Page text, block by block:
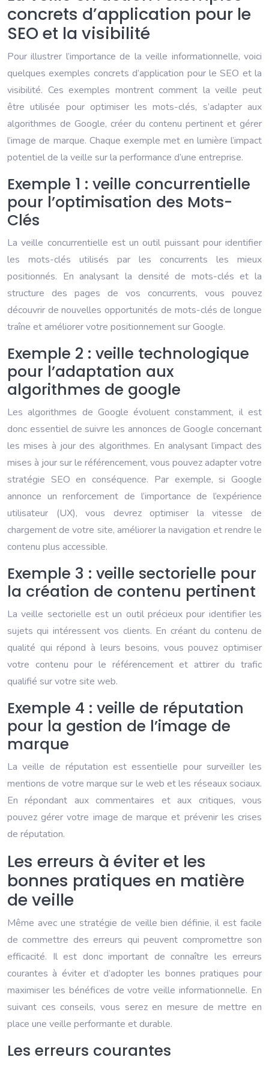
concrets d’application pour le
SEO et la visibilité
Pour illustrer l’importance de la veille informationnelle, voici
quelques exemples concrets d’application pour le SEO et la
visibilité. Ces exemples montrent comment la veille peut
être utilisée pour optimiser les mots-clés, s’adapter aux
algorithmes de Google, créer du contenu pertinent et gérer
l’image de marque. Chaque exemple met en lumière l’impact
potentiel de la veille sur la performance d’une entreprise.
Exemple 1 : veille concurrentielle
pour l’optimisation des Mots-
Clés
La veille concurrentielle est un outil puissant pour identifier
les mots-clés utilisés par les concurrents les mieux
positionnés. En analysant la densité de mots-clés et la
structure des pages de vos concurrents, vous pouvez
découvrir de nouvelles opportunités de mots-clés de longue
traîne et améliorer votre positionnement sur Google.
Exemple 2 : veille technologique
pour l’adaptation aux
algorithmes de google
Les algorithmes de Google évoluent constamment, il est
donc essentiel de suivre les annonces de Google concernant
les mises à jour des algorithmes. En analysant l’impact des
mises à jour sur le référencement, vous pouvez adapter votre
stratégie SEO en conséquence. Par exemple, si Google
annonce un renforcement de l’importance de l’expérience
utilisateur (UX), vous devrez optimiser la vitesse de
chargement de votre site, améliorer la navigation et rendre le
contenu plus accessible.
Exemple 3 : veille sectorielle pour
la création de contenu pertinent
La veille sectorielle est un outil précieux pour identifier les
sujets qui intéressent vos clients. En créant du contenu de
qualité qui répond à leurs besoins, vous pouvez optimiser
votre contenu pour le référencement et attirer du trafic
qualifié sur votre site web.
Exemple 4 : veille de réputation
pour la gestion de l’image de
marque
La veille de réputation est essentielle pour surveiller les
mentions de votre marque sur le web et les réseaux sociaux.
En répondant aux commentaires et aux critiques, vous
pouvez gérer votre image de marque et prévenir les crises
de réputation.
Les erreurs à éviter et les
bonnes pratiques en matière
de veille
Même avec une stratégie de veille bien définie, il est facile
de commettre des erreurs qui peuvent compromettre son
efficacité. Il est donc important de connaître les erreurs
courantes à éviter et d’adopter les bonnes pratiques pour
maximiser les bénéfices de votre veille informationnelle. En
suivant ces conseils, vous serez en mesure de mettre en
place une veille performante et durable.
Les erreurs courantes